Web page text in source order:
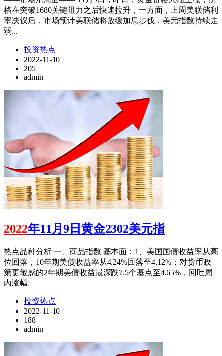
格在突破1680关键阻力之后快速拉升，一方面，上周美联储利
率决议后，市场预计美联储将放缓加息步伐，美元指数持续走
弱...
投资热点
2022-11-10
205
admin
2022年11月9日黄金2302美元指
热点品种分析 一、商品指数 基本面：1、美国国债收益率从高
位回落，10年期美债收益率从4.24%回落至4.12%；对货币政
策更敏感的2年期美债收益最深跌7.5个基点至4.65%，回吐周
内涨幅。...
投资热点
2022-11-10
188
admin